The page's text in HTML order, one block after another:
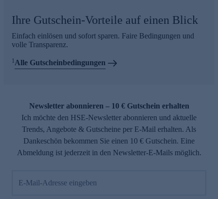
Ihre Gutschein-Vorteile auf einen Blick
Einfach einlösen und sofort sparen. Faire Bedingungen und
volle Transparenz.
1Alle Gutscheinbedingungen
Newsletter abonnieren – 10 € Gutschein erhalten
Ich möchte den HSE-Newsletter abonnieren und aktuelle
Trends, Angebote & Gutscheine per E-Mail erhalten. Als
Dankeschön bekommen Sie einen 10 € Gutschein. Eine
Abmeldung ist jederzeit in den Newsletter-E-Mails möglich.
E-Mail-Adresse eingeben